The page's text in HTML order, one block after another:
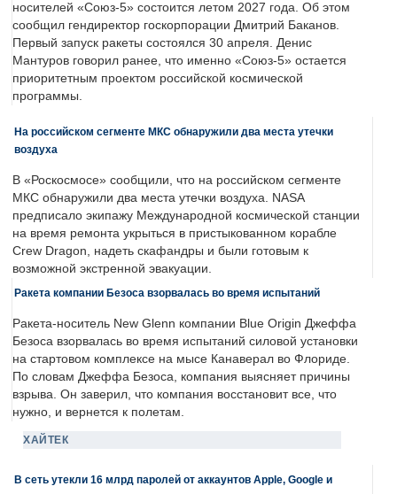
носителей «Союз-5» состоится летом 2027 года. Об этом
сообщил гендиректор госкорпорации Дмитрий Баканов.
Первый запуск ракеты состоялся 30 апреля. Денис
Мантуров говорил ранее, что именно «Союз-5» остается
приоритетным проектом российской космической
программы.
На российском сегменте МКС обнаружили два места утечки
воздуха
В «Роскосмосе» сообщили, что на российском сегменте
МКС обнаружили два места утечки воздуха. NASA
предписало экипажу Международной космической станции
на время ремонта укрыться в пристыкованном корабле
Crew Dragon, надеть скафандры и были готовым к
возможной экстренной эвакуации.
Ракета компании Безоса взорвалась во время испытаний
Ракета-носитель New Glenn компании Blue Origin Джеффа
Безоса взорвалась во время испытаний силовой установки
на стартовом комплексе на мысе Канаверал во Флориде.
По словам Джеффа Безоса, компания выясняет причины
взрыва. Он заверил, что компания восстановит все, что
нужно, и вернется к полетам.
ХАЙТЕК
В сеть утекли 16 млрд паролей от аккаунтов Apple, Google и